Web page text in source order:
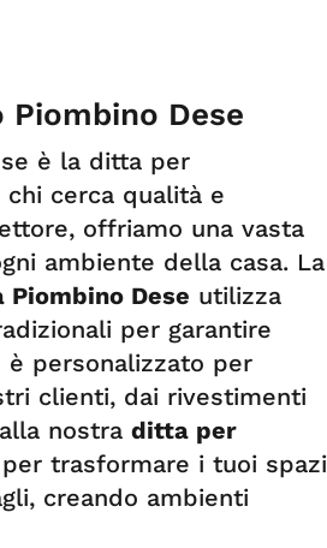
Dese
è la ditta per
cerca qualità e
offriamo una vasta
ambiente della casa. La
Dese utilizza
per garantire
personalizzato per
clienti, dai rivestimenti
nostra ditta per
per trasformare i tuoi spazi
creando ambienti